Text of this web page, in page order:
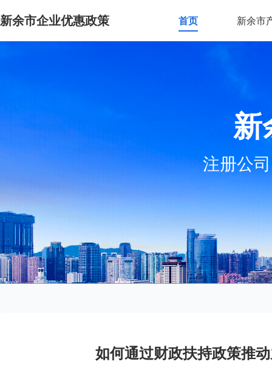
新余市企业优惠政策 首页 新余市
新
注册公
如何通过财政扶持政策推